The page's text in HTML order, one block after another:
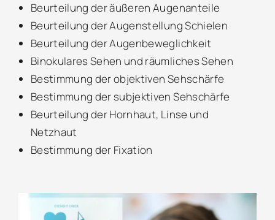
Beurteilung der äußeren Augenanteile
Beurteilung der Augenstellung Schielen
Beurteilung der Augenbeweglichkeit
Binokulares Sehen und räumliches Sehen
Bestimmung der objektiven Sehschärfe
Bestimmung der subjektiven Sehschärfe
Beurteilung der Hornhaut, Linse und
Netzhaut
Bestimmung der Fixation